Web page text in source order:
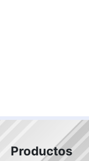
Productos